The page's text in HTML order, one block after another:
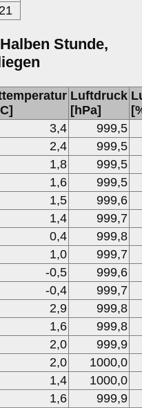
Stunde,
Luftdruck
[hPa]
3,4
999,5
2,4
999,5
1,8
999,5
1,6
999,5
1,5
999,6
1,4
999,7
0,4
999,8
1,0
999,7
-0,5
999,6
-0,4
999,7
2,9
999,8
1,6
999,8
2,0
999,9
2,0
1000,0
1,4
1000,0
1,6
999,9